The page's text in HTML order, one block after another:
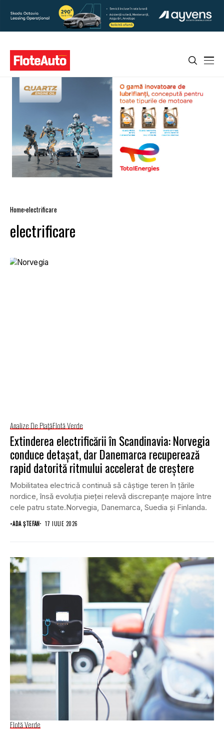
Home electrificare
electrificare
Analize De PiațăFlotă Verde
Extinderea electrificării în Scandinavia: Norvegia
conduce detașat, dar Danemarca recuperează
rapid datorită ritmului accelerat de creștere
Mobilitatea electrică continuă să câștige teren în țările
nordice, însă evoluția pieței relevă discrepanțe majore între
cele patru state.Norvegia, Danemarca, Suedia și Finlanda.
•ADA ȘTEFAN 17 IULIE 2026
Flotă Verde